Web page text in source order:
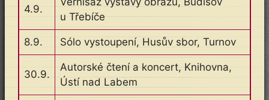
4.9.
u Třebíče
8.9. Sólo vystoupení, Husův sbor, Turnov
30.9.
Autorské čtení a koncert, Knihovna,
Ústí nad Labem